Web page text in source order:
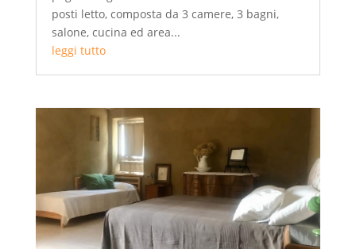
posti letto, composta da 3 camere, 3 bagni,
salone, cucina ed area...
leggi tutto